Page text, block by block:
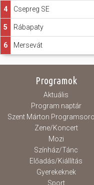
4 Csepreg SE
5 Rábapaty
6 Mersevát
Programok
Aktuális
Program naptár
Szent Márton
Zene/Koncert
Mozi
Színház/Tánc
Előadás/Kiállítás
Gyerekeknek
Sport